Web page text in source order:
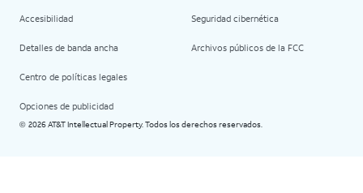
Accesibilidad
Detalles de banda ancha
Centro de políticas legales
Opciones de publicidad
Seguridad cibernética
Archivos públicos de la FCC
© 2026 AT&T Intellectual Property. Todos los derechos reservados.